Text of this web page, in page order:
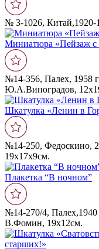
№ 3-1026, Китай,1920-
Миниатюра «Пейзаж с
№14-356, Палех, 1958
Ю.А.Виноградов,
Шкатулка «Ленин в
№14-250, Федоскино,
19х17х9см.
Плакетка “В ночном”
№14-270/4, Палех,1940
В.Фомин, 19х12см.